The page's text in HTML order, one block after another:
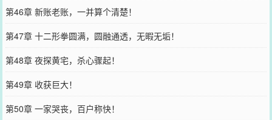
第46章 新账老账，一并算个清楚！
第47章 十二形拳圆满，圆融通透，无暇无垢！
第48章 夜探黄宅，杀心骤起！
第49章 收获巨大！
第50章 一家哭丧，百户称快！